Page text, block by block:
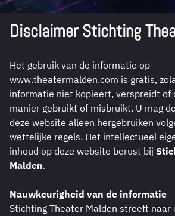
Disclaimer Stichting
Het gebruik van de informatie op
www.theatermalden.com is gratis,
informatie niet kopieert, verspreidt of
manier gebruikt of misbruikt. U mag
deze website alleen hergebruiken
wettelijke regels. Het intellectueel
inhoud op deze website berust bij
Malden.
Nauwkeurigheid van de informatie
Stichting Theater Malden streeft naar